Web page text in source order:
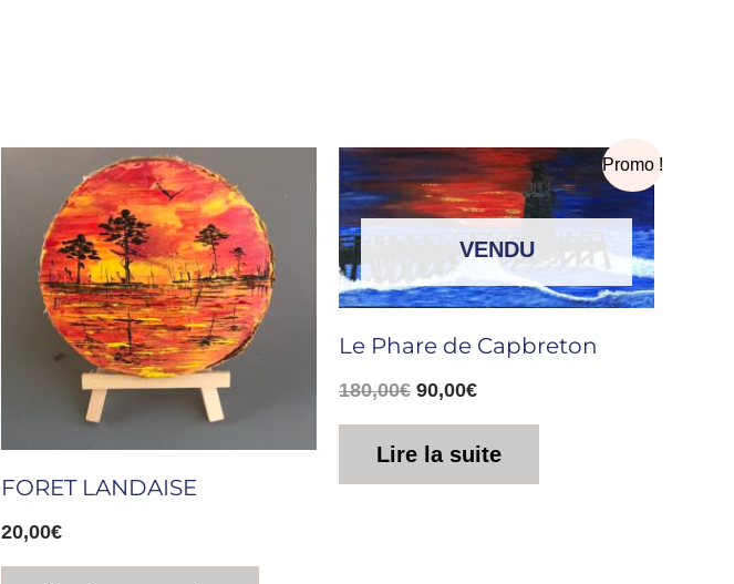
FORET LANDAISE
20,00€
Promo !
VENDU
Le Phare de Capbreton
180,00€
Le
prix
initial
était :
180,00€.
90,00€
Le
prix
actuel
90,00€.
Lire la suite